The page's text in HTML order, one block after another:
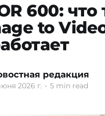
600: что
to
редакция
2026 г. • 5 min read